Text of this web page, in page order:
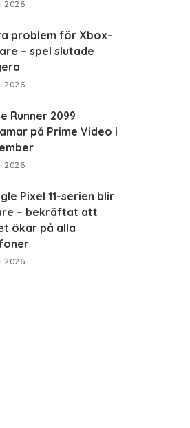
2026
problem för Xbox-
– spel slutade
2026
Runner 2099
på Prime Video i
2026
Pixel 11-serien blir
– bekräftat att
ökar på alla
2026